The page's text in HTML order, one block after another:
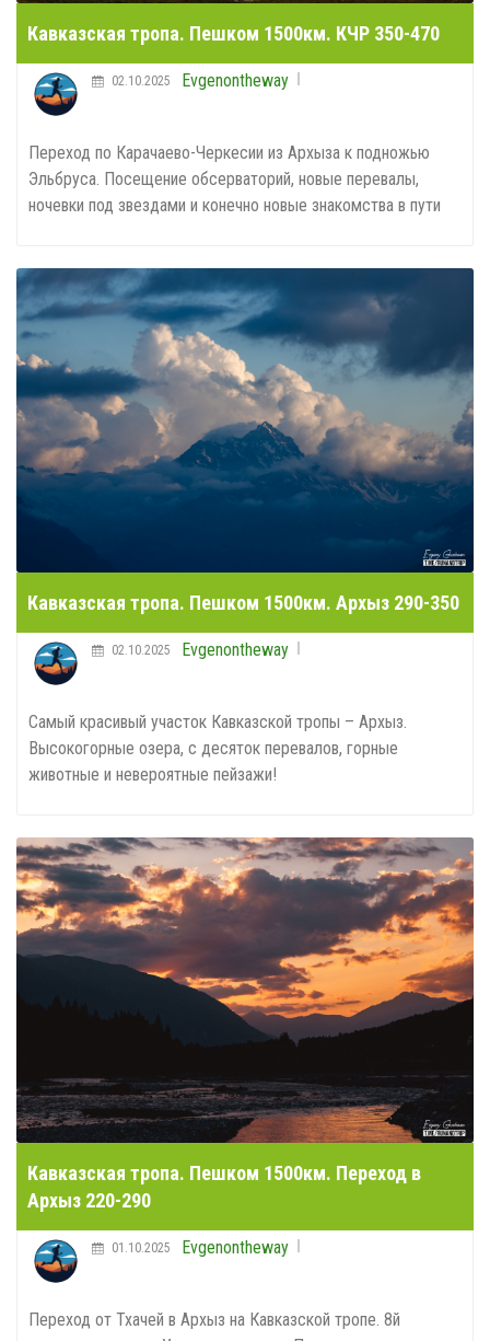
Кавказская тропа. Пешком 1500км. КЧР 350-470
Evgenontheway
02.10.2025
Переход по Карачаево-Черкесии из Архыза к подножью
Эльбруса. Посещение обсерваторий, новые перевалы,
ночевки под звездами и конечно новые знакомства в пути
Кавказская тропа. Пешком 1500км. Архыз 290-350
Evgenontheway
02.10.2025
Самый красивый участок Кавказской тропы – Архыз.
Высокогорные озера, с десяток перевалов, горные
животные и невероятные пейзажи!
Кавказская тропа. Пешком 1500км. Переход в
Архыз 220-290
Evgenontheway
01.10.2025
Переход от Тхачей в Архыз на Кавказской тропе. 8й